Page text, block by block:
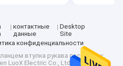
контактные
данные
Desktop
Site
конфиденциальности
втулка рукава поставщик.
LuoX Electric Co., Ltd.. All Rights